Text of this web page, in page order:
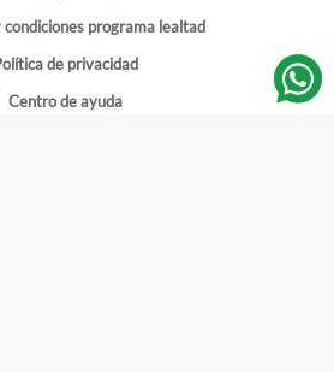
condiciones programa lealtad
de privacidad
Centro de ayuda